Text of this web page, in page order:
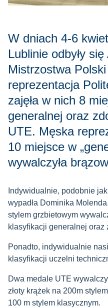
W dniach 4-6
Lublinie odbyły
Mistrzostwa
reprezentacja
zajęła w nich 8
generalnej oraz
UTE. Męska
10 miejsce w
wywalczyła
Indywidualnie, podobnie
wypadła Dominika
stylem grzbietowym
klasyfikacji generalnej oraz
Ponadto, indywidualnie
klasyfikacji uczelni
Dwa medale UTE
złoty krążek na 200m
100 m stylem klasycznym.